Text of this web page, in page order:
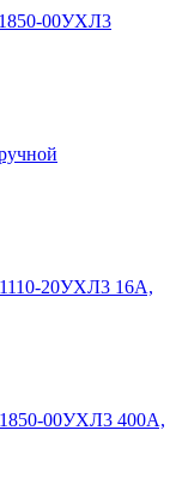
00УХЛ3
20УХЛ3 16А,
00УХЛ3 400А,